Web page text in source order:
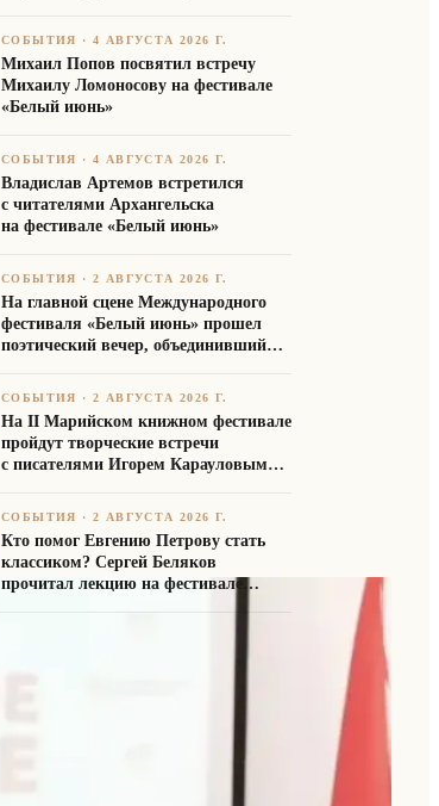
СОБЫТИЯ ·4 АВГУСТА 2026 Г.
Михаил Попов посвятил встречу
Михаилу Ломоносову на фестивале
«Белый июнь»
СОБЫТИЯ ·4 АВГУСТА 2026 Г.
Владислав Артемов встретился
с читателями Архангельска
на фестивале «Белый июнь»
СОБЫТИЯ ·2 АВГУСТА 2026 Г.
На главной сцене Международного
фестиваля «Белый июнь» прошел
поэтический вечер, объединивший
СОБЫТИЯ ·2 АВГУСТА 2026 Г.
На II Марийском книжном фестивале
пройдут творческие встречи
с писателями Игорем Карауловым
СОБЫТИЯ ·2 АВГУСТА 2026 Г.
Кто помог Евгению Петрову стать
классиком? Сергей Беляков
прочитал лекцию на фестивале